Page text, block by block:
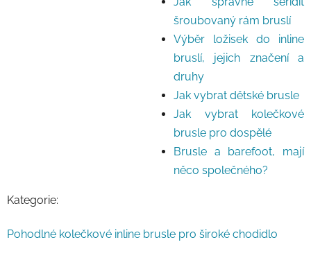
šroubovaný rám bruslí
Výběr ložisek do inline
bruslí, jejich značení a
druhy
Jak vybrat dětské brusle
Jak vybrat kolečkové
brusle pro dospělé
Brusle a barefoot, mají
něco společného?
Kategorie:
Pohodlné kolečkové inline brusle pro široké chodidlo